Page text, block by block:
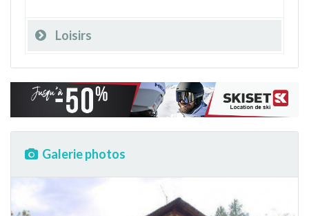
Loisirs
Galerie photos